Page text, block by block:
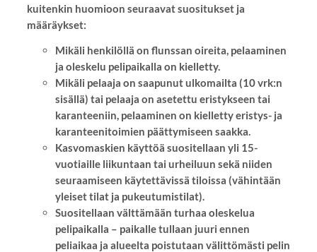
kuitenkin huomioon seuraavat suositukset ja
määräykset:
Mikäli henkilöllä on flunssan oireita, pelaaminen
ja oleskelu pelipaikalla on kielletty.
Mikäli pelaaja on saapunut ulkomailta (10 vrk:n
sisällä) tai pelaaja on asetettu eristykseen tai
karanteeniin, pelaaminen on kielletty eristys- ja
karanteenitoimien päättymiseen saakka.
Kasvomaskien käyttöä suositellaan yli 15-
vuotiaille liikuntaan tai urheiluun sekä niiden
seuraamiseen käytettävissä tiloissa (vähintään
yleiset tilat ja pukeutumistilat).
Suositellaan välttämään turhaa oleskelua
pelipaikalla – paikalle tullaan juuri ennen
peliaikaa ja alueelta poistutaan välittömästi pelin